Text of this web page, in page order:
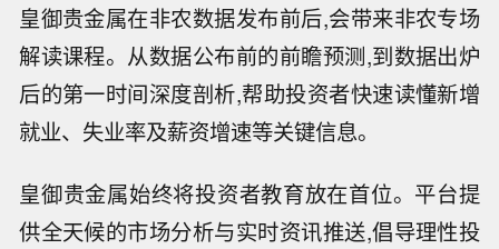
皇御贵金属在非农数据发布前后,会带来非农专场
解读课程。从数据公布前的前瞻预测,到数据出炉
后的第一时间深度剖析,帮助投资者快速读懂新增
就业、失业率及薪资增速等关键信息。
皇御贵金属始终将投资者教育放在首位。平台提
供全天候的市场分析与实时资讯推送,倡导理性投